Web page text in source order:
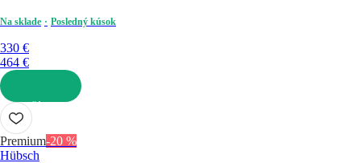
Na sklade Posledný kúsok
330 €
464 €
DO KOŠÍKA
Premium-20 %
Hübsch